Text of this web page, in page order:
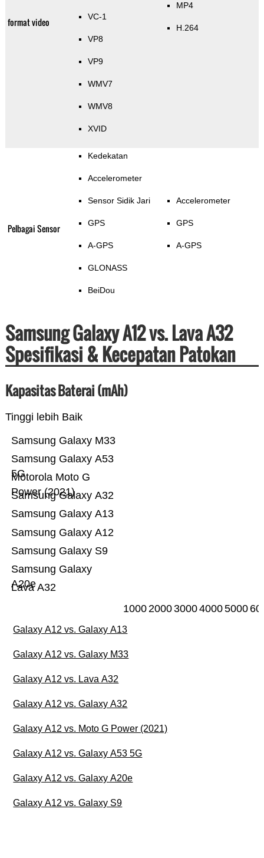
format video VC-1
VP8
VP9
WMV7
WMV8
XVID
MP4
H.264
Pelbagai Sensor
Kedekatan
Accelerometer
Sensor Sidik Jari
GPS
A-GPS
GLONASS
BeiDou
Accelerometer
GPS
A-GPS
Samsung Galaxy A12 vs. Lava A32
Spesifikasi & Kecepatan Patokan
Kapasitas Baterai (mAh)
Tinggi lebih Baik
Lava A32
Samsung Galaxy
A20e
Samsung Galaxy S9
Samsung Galaxy A12
Samsung Galaxy A13
Samsung Galaxy A32
Motorola Moto G
Power (2021)
Samsung Galaxy A53
5G
Samsung Galaxy M33
10002000300040005000
Galaxy A12 vs. Galaxy A13
Galaxy A12 vs. Galaxy M33
Galaxy A12 vs. Lava A32
Galaxy A12 vs. Galaxy A32
Galaxy A12 vs. Moto G Power (2021)
Galaxy A12 vs. Galaxy A53 5G
Galaxy A12 vs. Galaxy A20e
Galaxy A12 vs. Galaxy S9